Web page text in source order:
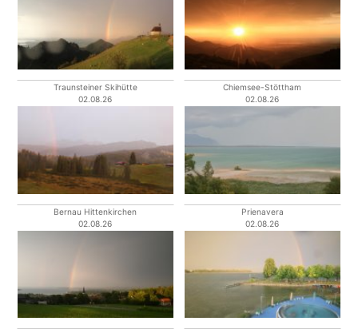
Traunsteiner Skihütte
02.08.26
Chiemsee-Stöttham
02.08.26
Bernau Hittenkirchen
02.08.26
Prienavera
02.08.26